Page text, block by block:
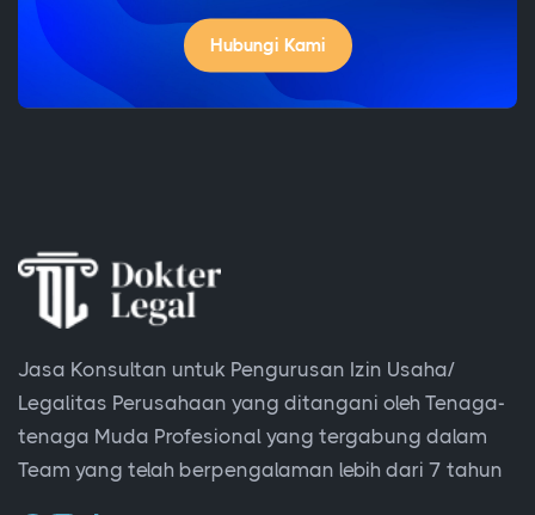
Jasa Konsultan untuk Pengurusan Izin Usaha/
tenaga Muda Profesional yang tergabung dalam
Team yang telah berpengalaman lebih dari 7 tahun